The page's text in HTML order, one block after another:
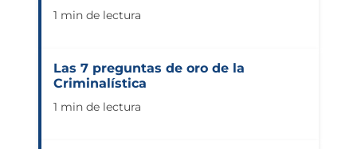
1 min de lectura
Las 7 preguntas de oro de la
Criminalística
1 min de lectura